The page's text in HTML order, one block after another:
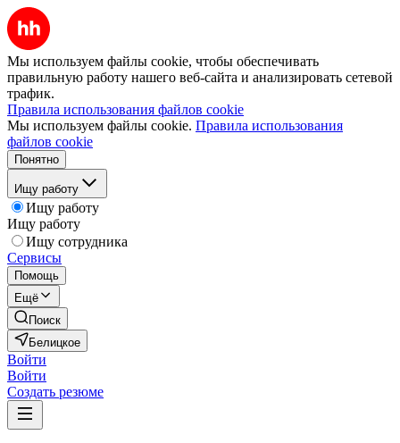
Мы используем файлы cookie, чтобы обеспечивать
правильную работу нашего веб-сайта и анализировать сетевой
трафик.
Правила использования файлов cookie
Мы используем файлы cookie. Правила использования
файлов cookie
Понятно
Ищу работу
Ищу работу
Ищу работу
Ищу сотрудника
Сервисы
Помощь
Ещё
Поиск
Белицкое
Войти
Войти
Создать резюме